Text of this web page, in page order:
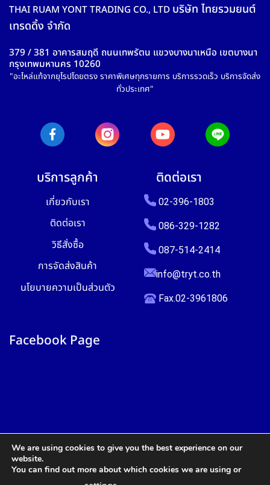
THAI RUAM YONT TRADING CO., LTD บริษัท ไทยรวมยนต์
เทรดดิ้ง จำกัด
379 / 381 อาคารสมฤดี ถนนเทพรัตน แขวงบางนาเหนือ เขตบางนา
กรุงเทพมหานคร 10260
"อะไหล่แท้จากยุโรปโดยตรง ราคาพิเศษทุกรายการ บริการรวดเร็ว บริการจัดส่ง
ทั่วประเทศ"
บริการลูกค้า
เกี่ยวกับเรา
ติดต่อเรา
วิธีสั่งซื้อ
การจัดส่งสินค้า
นโยบายความเป็นส่วนตัว
ติดต่อเรา
02-396-1803
086-329-1282
087-514-2414
info@tryt.co.th
Fax.02-3961806
Facebook Page
We are using cookies to give you the best experience on our
website.
You can find out more about which cookies we are using or